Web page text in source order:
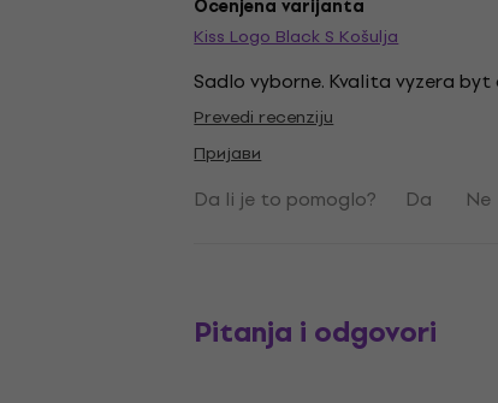
Ocenjena varijanta
Kiss Logo Black S Košulja
Sadlo vyborne. Kvalita vyzera byt
Prevedi recenziju
Пријави
Da li je to pomoglo? Da Ne
Pitanja i odgovori